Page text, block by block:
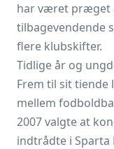
har været præget
tilbagevendende
flere klubskifter.
Tidlige år og
Frem til sit tiende
mellem
2007 valgte at
indtrådte i Sparta